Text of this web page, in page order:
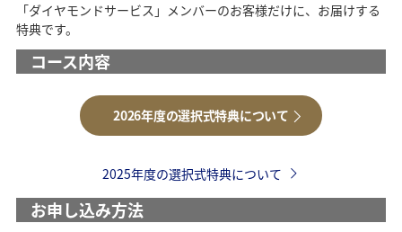
「ダイヤモンドサービス」メンバーのお客様だけに、お届けする
特典です。
コース内容
2026年度の選択式特典について
2025年度の選択式特典について
お申し込み方法